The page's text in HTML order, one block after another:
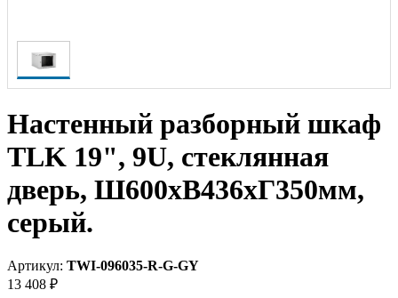
Настенный разборный шкаф
TLK 19", 9U, стеклянная
дверь, Ш600хВ436хГ350мм,
серый.
Артикул: TWI-096035-R-G-GY
13 408 ₽